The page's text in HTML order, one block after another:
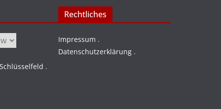
.
Rechtliches
Impressum .
Datenschutzerklärung .